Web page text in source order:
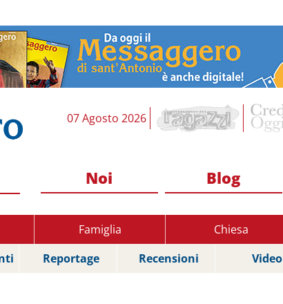
07 Agosto 2026
Noi Blog
Famiglia Chiesa
Reportage Recensioni Video